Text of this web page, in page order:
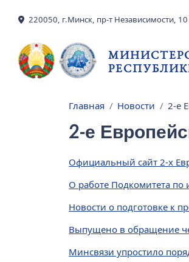
220050, г.Минск, пр-т Независимости, 10
Строка
Главная Новости 2-е
2-е
Официальный сайт 2-х
О работе Подкомитета
Новости о подготовке к
Выпущено в обращение
Минсвязи упростило